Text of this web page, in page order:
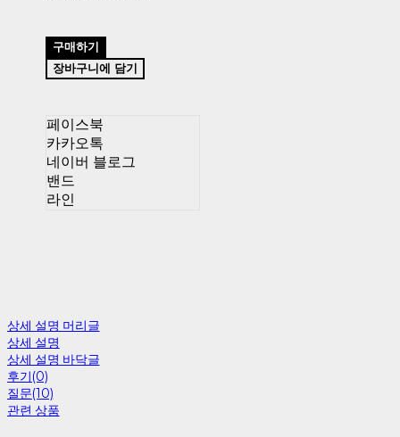
구매하기
장바구니에 담기
페이스북
카카오톡
네이버 블로그
밴드
라인
상세 설명 머리글
상세 설명
상세 설명 바닥글
후기(0)
질문(10)
관련 상품